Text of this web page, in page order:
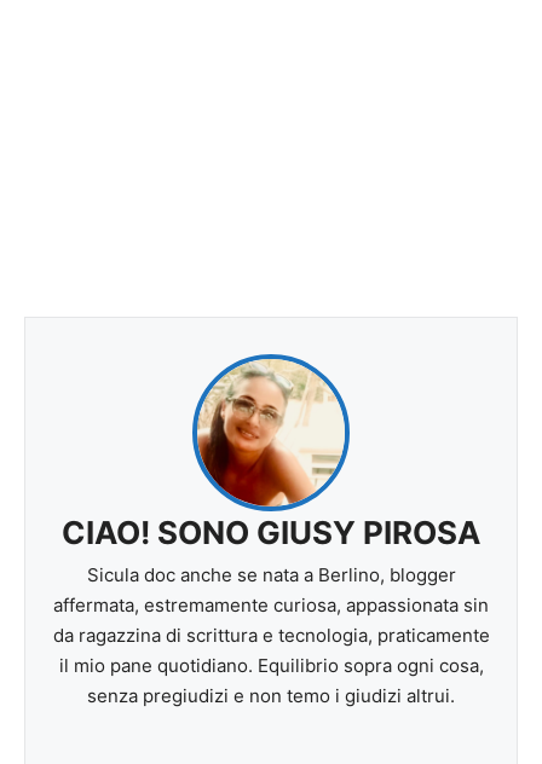
CIAO! SONO GIUSY PIROSA
Sicula doc anche se nata a Berlino, blogger
affermata, estremamente curiosa, appassionata sin
da ragazzina di scrittura e tecnologia, praticamente
il mio pane quotidiano. Equilibrio sopra ogni cosa,
senza pregiudizi e non temo i giudizi altrui.